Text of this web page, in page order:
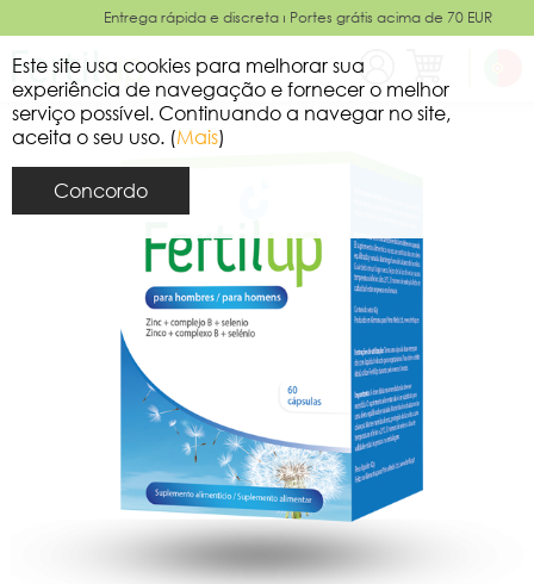
Entrega rápida e discreta ⏐ Portes grátis acima de 70 EUR
Este site usa cookies para melhorar sua
experiência de navegação e fornecer o melhor
serviço possível. Continuando a navegar no site,
aceita o seu uso. (Mais)
Concordo